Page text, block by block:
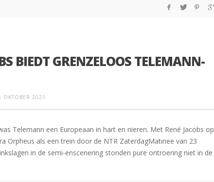
BIEDT GRENZELOOS TELEMANN-
OKTOBER 2021
Telemann een Europeaan in hart en nieren. Met René Jacobs op
Orpheus als een trein door de NTR ZaterdagMatinee van 23
in de semi-enscenering stonden pure ontroering niet in de